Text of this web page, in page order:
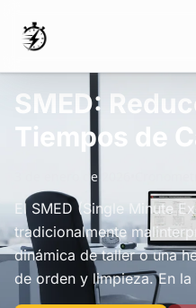
SMED:
Tiempos de
3 de enero de 2026
El SMED (Single Minute
tradicionalmente
dinámica de taller o una
de orden y limpieza. En